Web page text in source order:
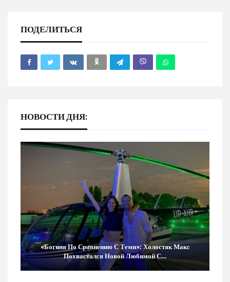
ПОДЕЛИТЬСЯ
НОВОСТИ ДНЯ:
«Богиня По Сравнению С Теми»: Холостяк Макс
Похвастался Новой Любимой С…